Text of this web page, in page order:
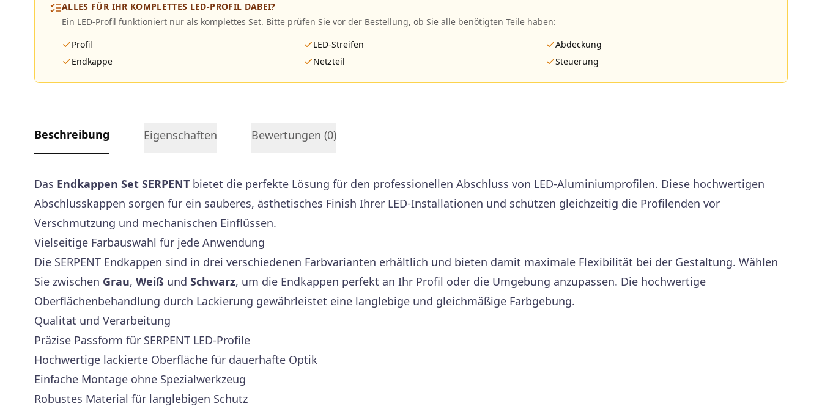
ALLES FÜR IHR KOMPLETTES LED-PROFIL DABEI?
Ein LED-Profil funktioniert nur als komplettes Set. Bitte prüfen Sie vor der Bestellung, ob Sie alle benötigten Teile haben:
Profil
LED-Streifen
Abdeckung
Endkappe
Netzteil Steuerung
Beschreibung Eigenschaften Bewertungen (0)
Das Endkappen Set SERPENT bietet die perfekte Lösung für den professionellen Abschluss von LED-Aluminiumprofilen. Diese hochwertigen
Abschlusskappen sorgen für ein sauberes, ästhetisches Finish Ihrer LED-Installationen und schützen gleichzeitig die Profilenden vor
Verschmutzung und mechanischen Einflüssen.
Vielseitige Farbauswahl für jede Anwendung
Die SERPENT Endkappen sind in drei verschiedenen Farbvarianten erhältlich und bieten damit maximale Flexibilität bei der Gestaltung. Wählen
Sie zwischen Grau, Weiß und Schwarz, um die Endkappen perfekt an Ihr Profil oder die Umgebung anzupassen. Die hochwertige
Oberflächenbehandlung durch Lackierung gewährleistet eine langlebige und gleichmäßige Farbgebung.
Qualität und Verarbeitung
Präzise Passform für SERPENT LED-Profile
Hochwertige lackierte Oberfläche für dauerhafte Optik
Einfache Montage ohne Spezialwerkzeug
Robustes Material für langlebigen Schutz